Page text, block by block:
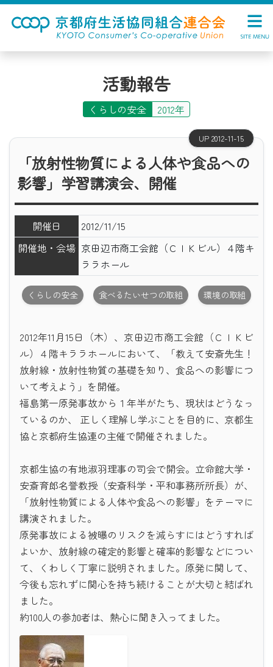
活動報告
くらしの安全 2012年
UP 2012-11-15
「放射性物質による人体や食品への
影響」学習講演会、開催
開催日
2012/11/15
開催地・会場 京田辺市商工会館（ＣＩＫビル）４階キ
ララホール
くらしの安全 食べるたいせつの取組 環境の取組
2012年11月15日（木）、京田辺市商工会館（ＣＩＫビ
ル）４階キララホールにおいて、「教えて安斎先生！
放射線・放射性物質の基礎を知り、食品への影響につ
いて考えよう」を開催。
福島第一原発事故から１年半がたち、現状はどうなっ
ているのか、 正しく理解し学ぶことを目的に、京都生
協と京都府生協連の主催で開催されました。
京都生協の有地淑羽理事の司会で開会。立命館大学・
安斎育郎名誉教授（安斎科学・平和事務所所長）が、
「放射性物質による人体や食品への影響」をテーマに
講演されました。
原発事故による被曝のリスクを減らすにはどうすれば
よいか、放射線の確定的影響と確率的影響などについ
て、くわしく丁寧に説明されました。原発に関して、
今後も忘れずに関心を持ち続けることが大切と結ばれ
ました。
約100人の参加者は、熱心に聞き入ってました。